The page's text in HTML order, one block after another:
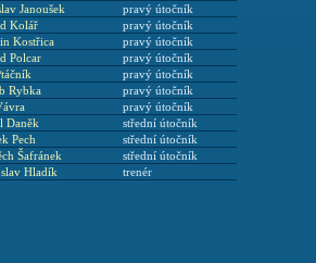
Janoušek
pravý útočník
Kolář
pravý útočník
Kostřica
pravý útočník
Polcar
pravý útočník
pravý útočník
Rybka
pravý útočník
pravý útočník
Daněk
střední útočník
Pech
střední útočník
Šafránek
střední útočník
Hladík
trenér